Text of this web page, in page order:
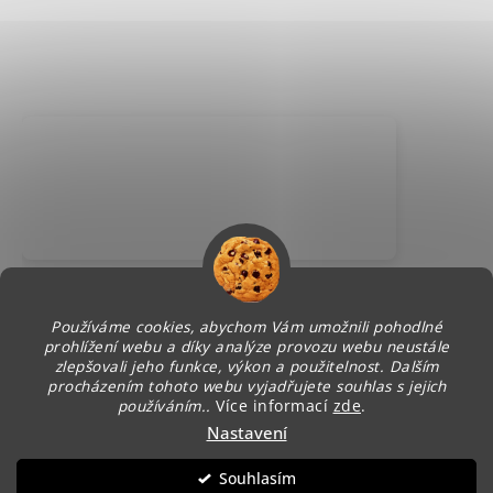
Používáme cookies, abychom Vám umožnili pohodlné
prohlížení webu a díky analýze provozu webu neustále
zlepšovali jeho funkce, výkon a použitelnost. Dalším
procházením tohoto webu vyjadřujete souhlas s jejich
používáním.. Více informací zde.
Nastavení
Souhlasím
Vytvořil Shoptet
Petra nehty